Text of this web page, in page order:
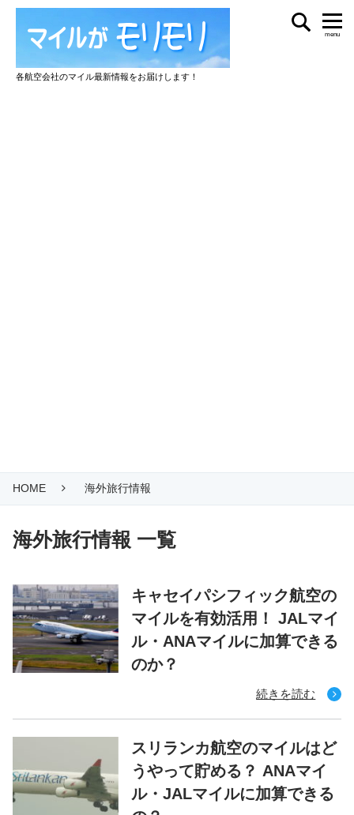
各航空会社のマイル最新情報をお届けします！
menu
HOME 海外旅行情報
海外旅行情報 一覧
キャセイパシフィック航空の
マイルを有効活用！ JALマイ
ル・ANAマイルに加算できる
のか？
続きを読む
スリランカ航空のマイルはど
うやって貯める？ ANAマイ
ル・JALマイルに加算できる